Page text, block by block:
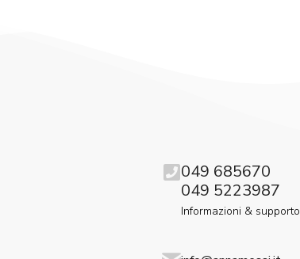
049 685670
049 5223987
Informazioni & supporto